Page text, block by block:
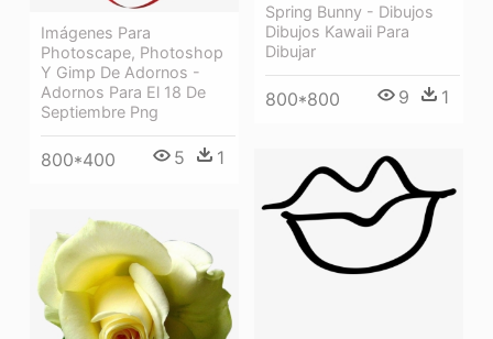
Spring Bunny - Dibujos
Dibujos Kawaii Para
Dibujar
800*800 9 1
Imágenes Para
Photoscape, Photoshop
Y Gimp De Adornos -
Adornos Para El 18 De
Septiembre Png
800*400 5 1